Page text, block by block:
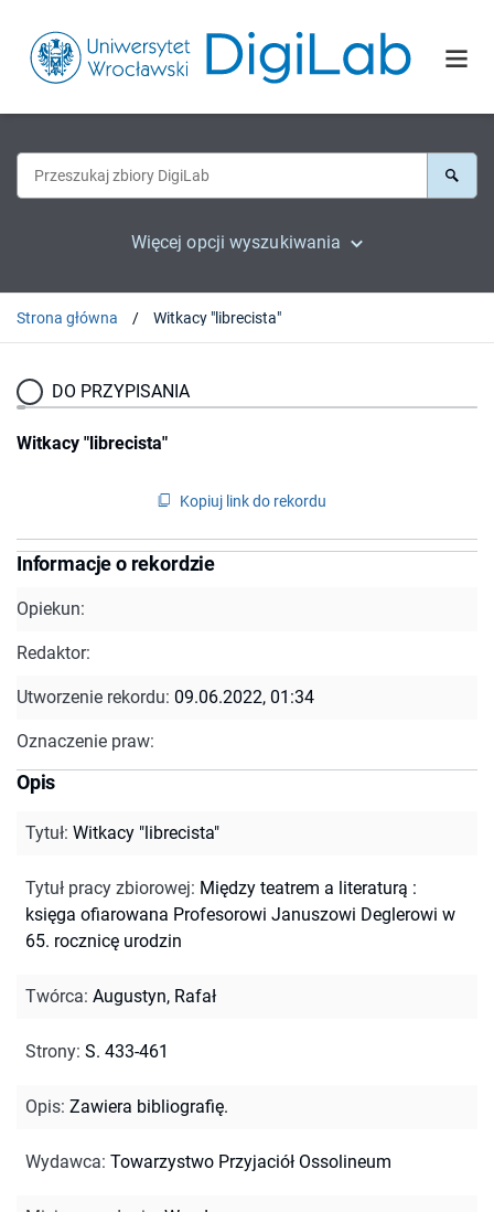
Więcej opcji wyszukiwania
Strona główna Witkacy "librecista"
DO PRZYPISANIA
Witkacy "librecista"
Kopiuj link do rekordu
Informacje o rekordzie
Opiekun:
Redaktor:
Utworzenie rekordu: 09.06.2022, 01:34
Oznaczenie praw:
Opis
Tytuł: Witkacy "librecista"
Tytuł pracy zbiorowej: Między teatrem a literaturą :
księga ofiarowana Profesorowi Januszowi Deglerowi w
65. rocznicę urodzin
Twórca: Augustyn, Rafał
Strony: S. 433-461
Opis: Zawiera bibliografię.
Wydawca: Towarzystwo Przyjaciół Ossolineum